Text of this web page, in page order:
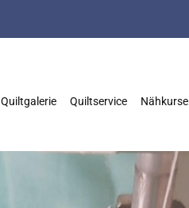
Quiltgalerie Quiltservice Nähkurse